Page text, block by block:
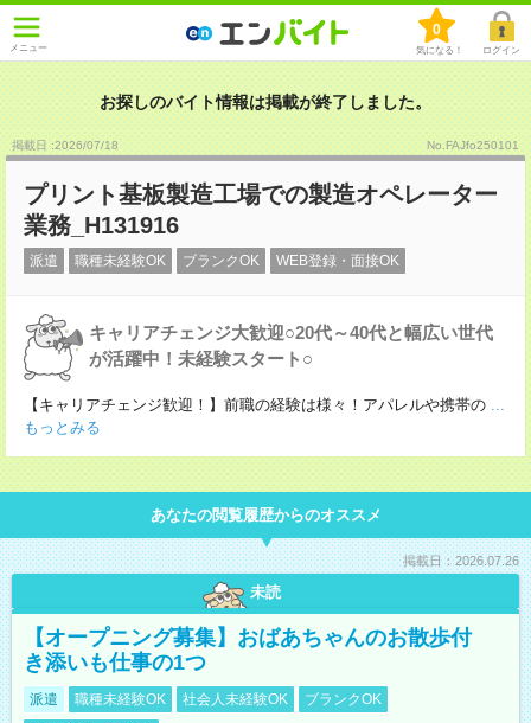
メニュー
0
気になる！ ログイン
お探しのバイト情報は掲載が終了しました。
掲載日 :2026/07/18 No.FAJfo250101
プリント基板製造工場での製造オペレーター
業務_H131916
派遣 職種未経験OK ブランクOK WEB登録・面接OK
キャリアチェンジ大歓迎○20代～40代と幅広い世代
が活躍中！未経験スタート○
【キャリアチェンジ歓迎！】前職の経験は様々！アパレルや携帯の ...
もっとみる
あなたの閲覧履歴からのオススメ
掲載日：2026.07.26
未読
【オープニング募集】おばあちゃんのお散歩付
き添いも仕事の1つ
派遣 職種未経験OK 社会人未経験OK
ブランクOK